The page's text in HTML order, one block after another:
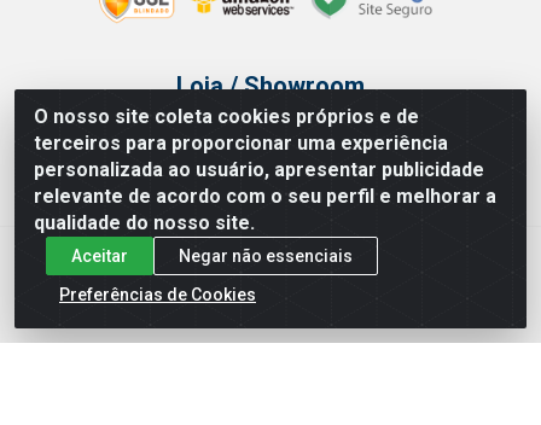
O nosso site coleta cookies próprios e de
terceiros para proporcionar uma experiência
personalizada ao usuário, apresentar publicidade
relevante de acordo com o seu perfil e melhorar a
qualidade do nosso site.
Aceitar
Negar não essenciais
Preferências de Cookies
Loja / Showroom
Tel.: (11) 3314 6400
Av Vautier, 468 - Pari - São Paulo/SP
Issam Importação e Exportação LTDA - Av. Vautier, 468 - Pari, São
Paulo/ SP - CEP 03032-000 - CNPJ 00.327.385/0003-68